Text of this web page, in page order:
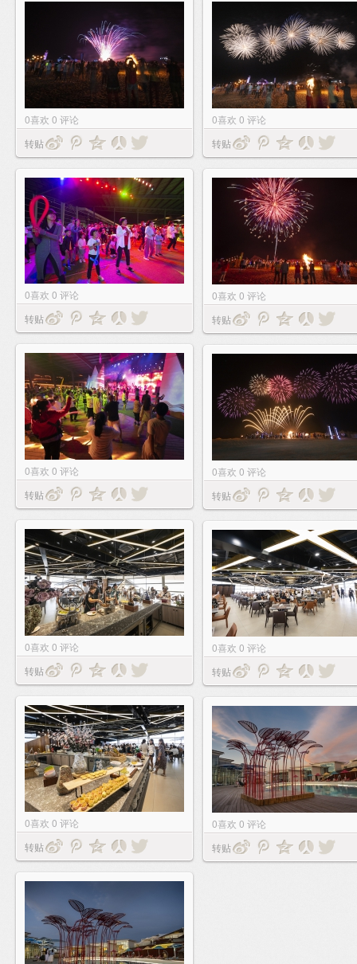
0喜欢 0 评论
转贴
0喜欢 0 评论
转贴
0喜欢 0 评论
转贴
0喜欢 0 评论
转贴
0喜欢 0 评论
转贴
0喜欢 0 评论
转贴
0喜欢 0 评论
转贴
0喜欢 0 评论
转贴
0喜欢 0 评论
转贴
0喜欢 0 评论
转贴